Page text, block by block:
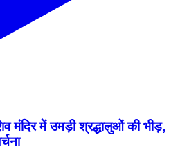
मंदिर में उमड़ी श्रद्धालुओं की भीड़,